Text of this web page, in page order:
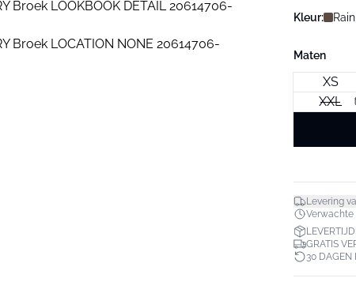
Kleur:
Maten
XS
XXL
Levering
Verwachte
GRATIS
30 DAGEN